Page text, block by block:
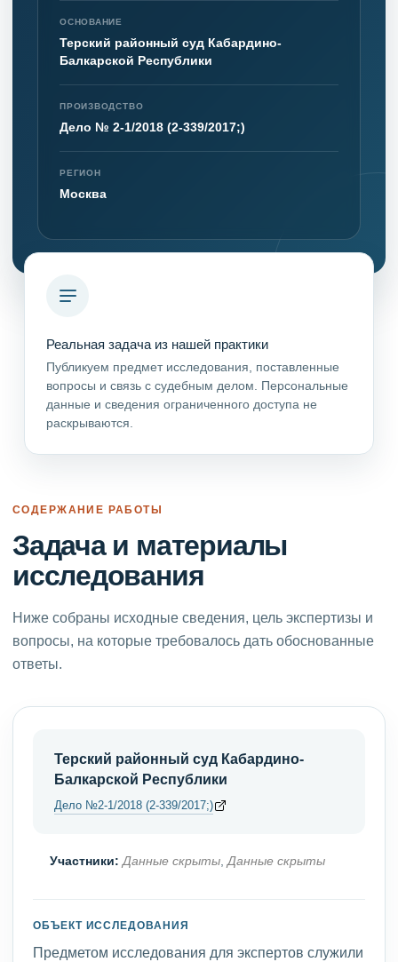
ОСНОВАНИЕ
Терский районный суд Кабардино-
Балкарской Республики
ПРОИЗВОДСТВО
Дело № 2-1/2018 (2-339/2017;)
РЕГИОН
Москва
Реальная задача из нашей практики
Публикуем предмет исследования, поставленные
вопросы и связь с судебным делом. Персональные
данные и сведения ограниченного доступа не
раскрываются.
СОДЕРЖАНИЕ РАБОТЫ
Задача и материалы
исследования
Ниже собраны исходные сведения, цель экспертизы и
вопросы, на которые требовалось дать обоснованные
ответы.
Терский районный суд Кабардино-
Балкарской Республики
Дело №2-1/2018 (2-339/2017;)
Участники: Данные скрыты,Данные скрыты
ОБЪЕКТ ИССЛЕДОВАНИЯ
Предметом исследования для экспертов служили